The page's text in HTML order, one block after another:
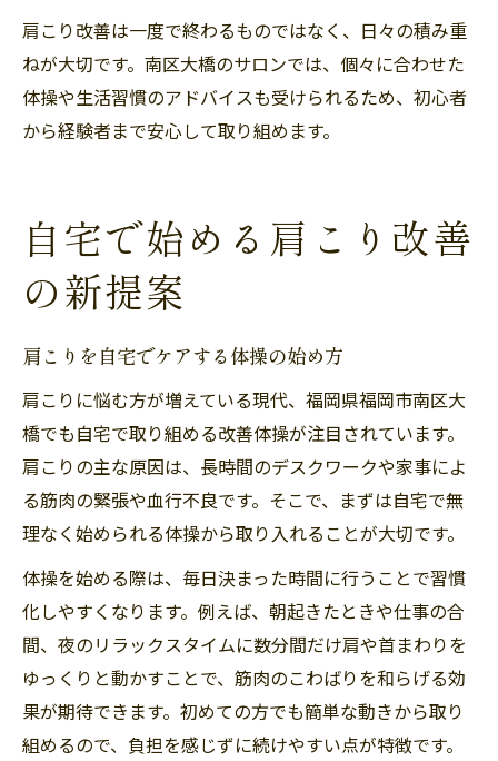
肩こり改善は一度で終わるものではなく、日々の積み重
ねが大切です。南区大橋のサロンでは、個々に合わせた
体操や生活習慣のアドバイスも受けられるため、初心者
から経験者まで安心して取り組めます。
自宅で始める肩こり改善
の新提案
肩こりを自宅でケアする体操の始め方
肩こりに悩む方が増えている現代、福岡県福岡市南区大
橋でも自宅で取り組める改善体操が注目されています。
肩こりの主な原因は、長時間のデスクワークや家事によ
る筋肉の緊張や血行不良です。そこで、まずは自宅で無
理なく始められる体操から取り入れることが大切です。
体操を始める際は、毎日決まった時間に行うことで習慣
化しやすくなります。例えば、朝起きたときや仕事の合
間、夜のリラックスタイムに数分間だけ肩や首まわりを
ゆっくりと動かすことで、筋肉のこわばりを和らげる効
果が期待できます。初めての方でも簡単な動きから取り
組めるので、負担を感じずに続けやすい点が特徴です。